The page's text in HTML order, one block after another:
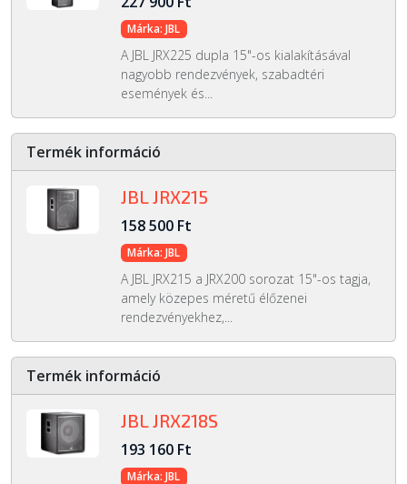
Márka: JBL
A JBL JRX225 dupla 15"-os kialakításával
nagyobb rendezvények, szabadtéri
események és...
Termék információ
JBL JRX215
158 500 Ft
Márka: JBL
A JBL JRX215 a JRX200 sorozat 15"-os tagja,
amely közepes méretű élőzenei
rendezvényekhez,...
Termék információ
JBL JRX218S
193 160 Ft
Márka: JBL